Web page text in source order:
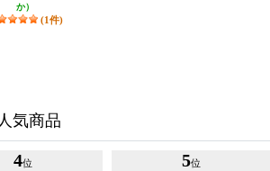
か）
(1件)
気商品
4位 5位